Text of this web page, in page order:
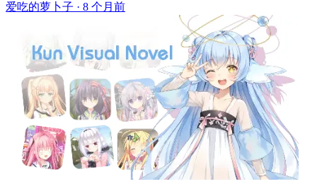
爱吃的萝卜子 · 8 个月前